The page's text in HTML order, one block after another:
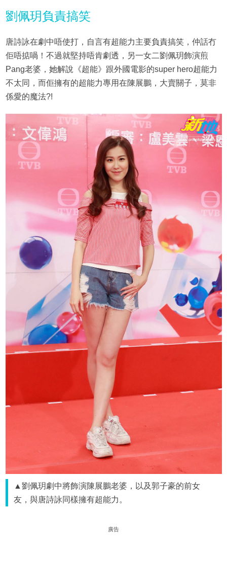
劉佩玥負責搞笑
唐詩詠在劇中唔使打，自言有超能力主要負責搞笑，仲話冇
佢唔掂喎！不過就堅持唔肯劇透，另一女二劉佩玥飾演煎
Pang老婆，她解說《超能》跟外國電影的super hero超能力
不太同，而佢擁有的超能力專用在陳展鵬，大賣關子，莫非
係愛的魔法?!
▲劉佩玥劇中將飾演陳展鵬老婆，以及郭子豪的前女
友，與唐詩詠同樣擁有超能力。
廣告